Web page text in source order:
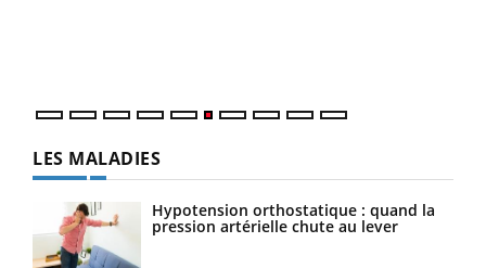
LES MALADIES
Hypotension orthostatique : quand la
pression artérielle chute au lever